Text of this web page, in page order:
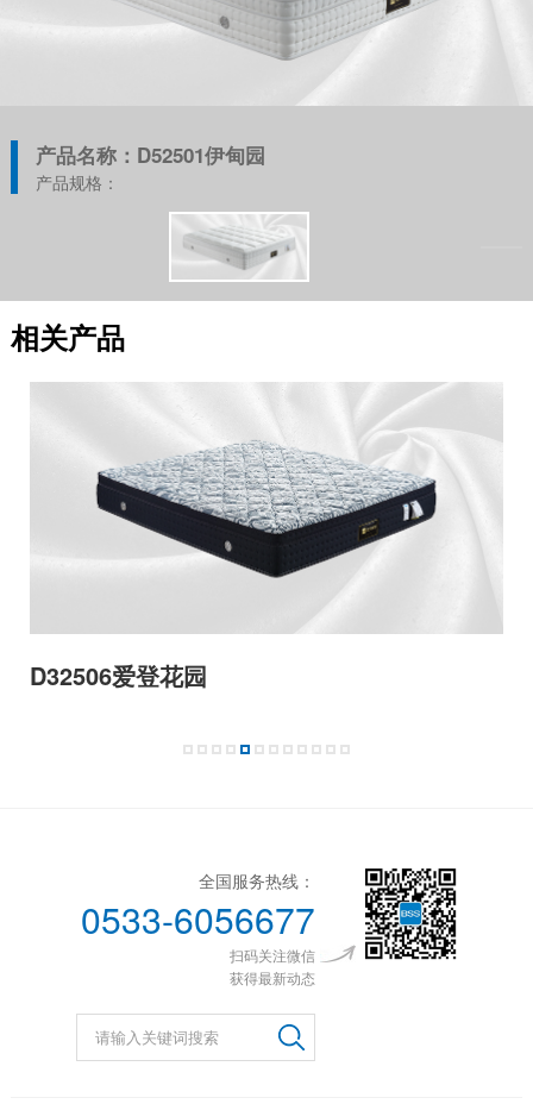
产品名称：D52501伊甸园
产品规格：
相关产品
园
全国服务热线：
0533-6056677
扫码关注微信
获得最新动态